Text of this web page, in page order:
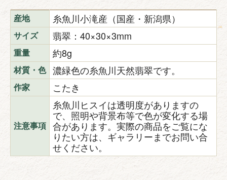
産地 糸魚川小滝産（国産・新潟県）
サイズ 翡翠：40×30×3mm
重量 約8g
材質・色 濃緑色の糸魚川天然翡翠です。
作家 こたき
注意事項
糸魚川ヒスイは透明度がありますの
で、照明や背景布等で色が変化する場
合があります。実際の商品をご覧にな
りたい方は、ギャラリーまでお問い合
せください。